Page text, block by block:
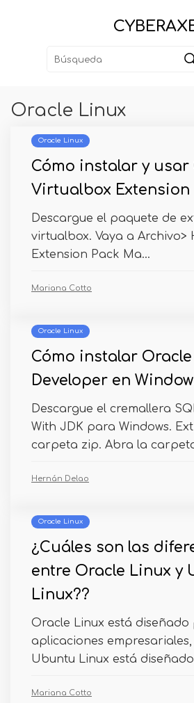
Oracle Linux
Oracle Linux
Cómo instalar y usar
Virtualbox Extension
Descargue el paquete de
virtualbox. Vaya a Archivo>
Extension Pack Ma...
Mariana Cotto
Oracle Linux
Cómo instalar Oracle
Developer en
Descargue el cremallera
With JDK para Windows.
carpeta zip. Abra la
Hernán Delao
Oracle Linux
¿Cuáles son las
entre Oracle Linux y
Linux??
Oracle Linux está diseñado
aplicaciones
Ubuntu Linux está diseñado
Mariana Cotto